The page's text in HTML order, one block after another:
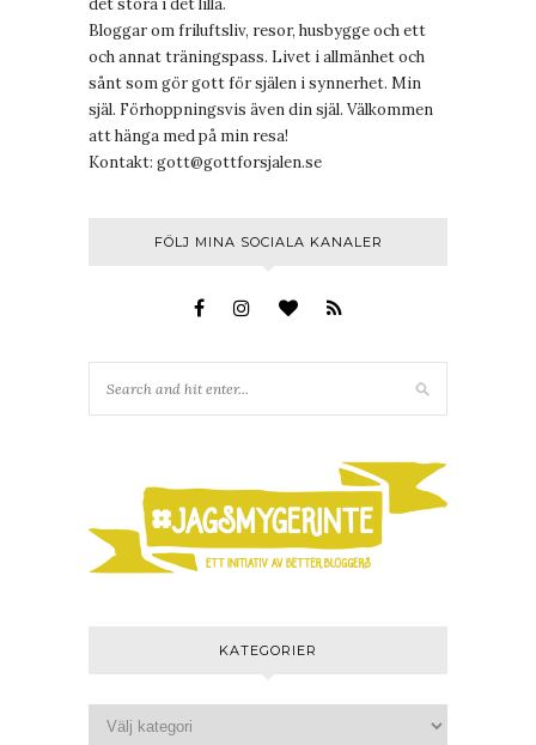
det stora i det lilla.
Bloggar om friluftsliv, resor, husbygge och ett
och annat träningspass. Livet i allmänhet och
sånt som gör gott för själen i synnerhet. Min
själ. Förhoppningsvis även din själ. Välkommen
att hänga med på min resa!
Kontakt: gott@gottforsjalen.se
FÖLJ MINA SOCIALA KANALER
KATEGORIER